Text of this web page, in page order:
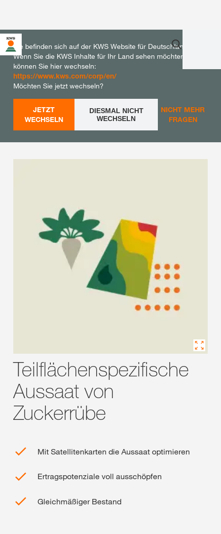
Sie befinden sich auf der KWS Website für Deutschland.
Wenn Sie die KWS Inhalte für Ihr Land sehen möchten,
können Sie hier wechseln:
https://www.kws.com/corp/en/
Möchten Sie jetzt wechseln?
JETZT
WECHSELN
DIESMAL NICHT
WECHSELN
NICHT MEHR
FRAGEN
Teilflächenspezifische
Aussaat von
Zuckerrübe
Mit Satellitenkarten die Aussaat optimieren
Ertragspotenziale voll ausschöpfen
Gleichmäßiger Bestand